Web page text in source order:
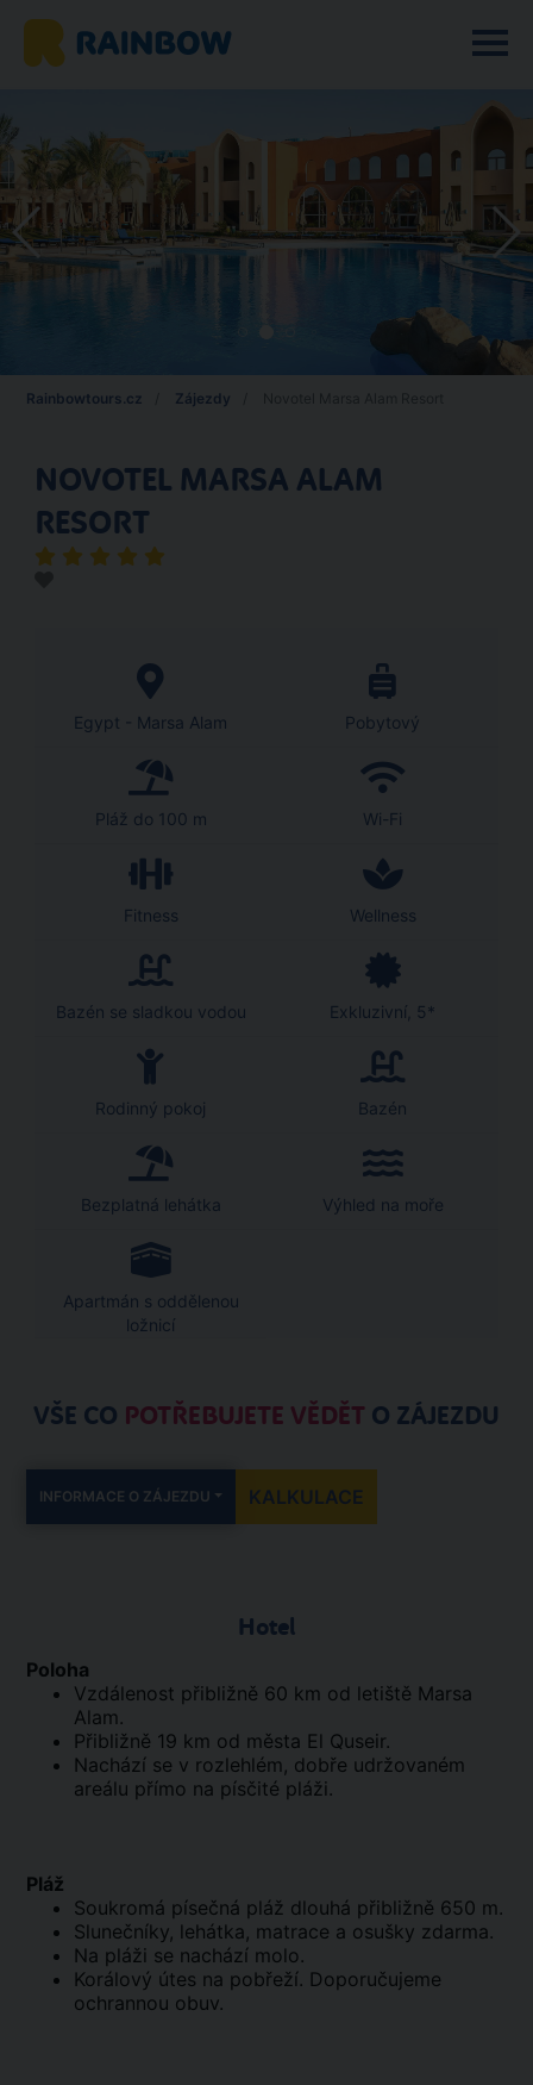
Rainbowtours.cz Zájezdy
NOVOTEL MARSA ALAM
RESORT
Egypt - Marsa Alam Pobytový
Pláž do 100 m Wi-Fi
Fitness Wellness
Bazén se sladkou vodou Exkluzivní, 5*
Rodinný pokoj Bazén
Bezplatná lehátka Výhled na moře
Apartmán s oddělenou
ložnicí
VŠE CO POTŘEBUJETE VĚDĚT O ZÁJEZDU
INFORMACE O ZÁJEZDU KALKULACE
Hotel
Poloha
Vzdálenost přibližně 60 km od letiště Marsa
Alam.
Přibližně 19 km od města El Quseir.
Nachází se v rozlehlém, dobře udržovaném
areálu přímo na písčité pláži.
Pláž
Soukromá písečná pláž dlouhá přibližně 650 m.
Slunečníky, lehátka, matrace a osušky zdarma.
Na pláži se nachází molo.
Korálový útes na pobřeží. Doporučujeme
ochrannou obuv.